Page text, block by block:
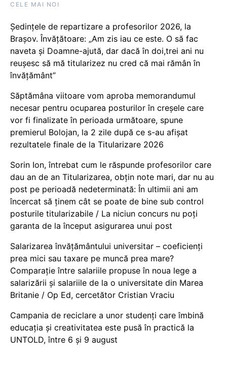
CELE MAI NOI
Ședințele de repartizare a profesorilor 2026, la
Brașov. Învățătoare: „Am zis iau ce este. O să fac
naveta și Doamne-ajută, dar dacă în doi,trei ani nu
reușesc să mă titularizez nu cred că mai rămân în
învățământ”
Săptămâna viitoare vom aproba memorandumul
necesar pentru ocuparea posturilor în creșele care
vor fi finalizate în perioada următoare, spune
premierul Bolojan, la 2 zile după ce s-au afișat
rezultatele finale de la Titularizare 2026
Sorin Ion, întrebat cum le răspunde profesorilor care
dau an de an Titularizarea, obțin note mari, dar nu au
post pe perioadă nedeterminată: În ultimii ani am
încercat să ținem cât se poate de bine sub control
posturile titularizabile / La niciun concurs nu poți
garanta de la început asigurarea unui post
Salarizarea învățământului universitar – coeficienți
prea mici sau taxare pe muncă prea mare?
Comparație între salariile propuse în noua lege a
salarizării și salariile de la o universitate din Marea
Britanie / Op Ed, cercetător Cristian Vraciu
Campania de reciclare a unor studenți care îmbină
educația și creativitatea este pusă în practică la
UNTOLD, între 6 și 9 august